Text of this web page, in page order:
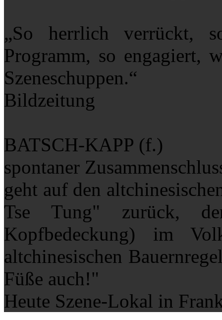
„So herrlich verrückt,
Programm, so engagiert,
Szeneschuppen.“
Bildzeitung
BATSCH-KAPP (f.)
spontaner
geht auf den
Tse Tung" zurück,
Kopfbedeckung) im
altchinesischen
Füße auch!"
Heute Szene-Lokal in